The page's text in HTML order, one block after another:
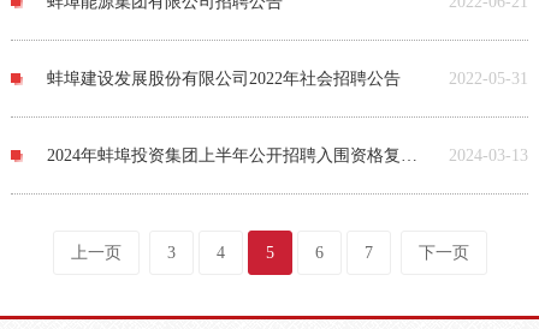
2022-05-31
蚌埠建设发展股份有限公司2022年社会招聘公告
2024-03-13
上一页 3 4 5 6 7 下一页